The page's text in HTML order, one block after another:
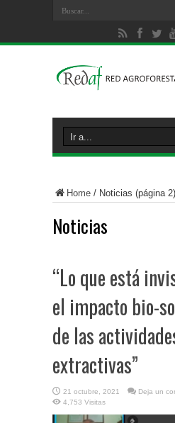
Home / Noticias (página 2)
Noticias
“Lo que está
el impacto bio-
de las
extractivas”
21 octubre, 2021
Deja un
4,753 Visitas